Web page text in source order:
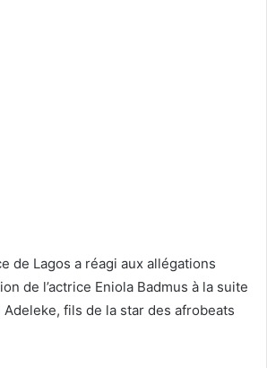
de Lagos a réagi aux allégations
de l’actrice Eniola Badmus à la suite
Adeleke, fils de la star des afrobeats